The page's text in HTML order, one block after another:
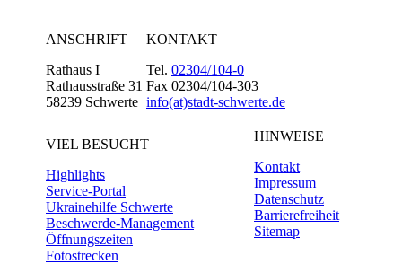
ANSCHRIFT
Rathaus I
Rathausstraße 31
58239 Schwerte
KONTAKT
Tel. 02304/104-0
Fax 02304/104-303
info(at)stadt-schwerte.de
VIEL BESUCHT
Highlights
Service-Portal
Ukrainehilfe Schwerte
Beschwerde-Management
Öffnungszeiten
Fotostrecken
HINWEISE
Kontakt
Impressum
Datenschutz
Barrierefreiheit
Sitemap